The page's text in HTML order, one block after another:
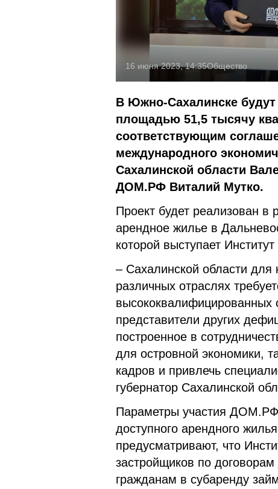
16 июня 2023, 14:35Общество
В Южно-Сахалинске
площадью 51,5 тысячу
соответствующим
международного
Сахалинской области
ДОМ.РФ Виталий Мутко.
Проект будет реализован
арендное жилье в
которой выступает
– Сахалинской области для
различных отраслях
представители других
построенное в
для островной экономики,
кадров и привлечь
губернатор Сахалинской
Параметры участия ДОМ.РФ
доступного арендного
предусматривают, что
застройщиков по
гражданам в субаренду